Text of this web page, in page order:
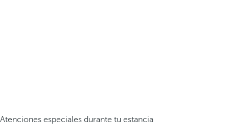
Atenciones especiales durante tu estancia